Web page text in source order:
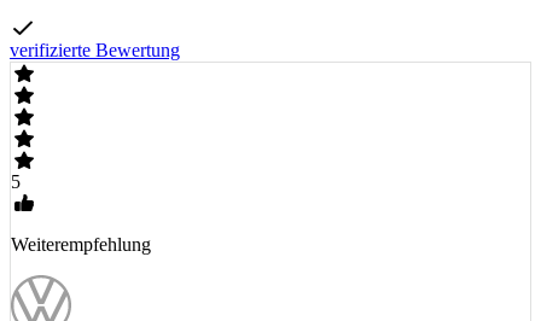
verifizierte Bewertung
5
Weiterempfehlung